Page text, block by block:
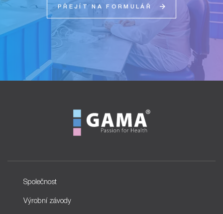
PŘEJÍT NA FORMULÁŘ
Společnost
Výrobní závody